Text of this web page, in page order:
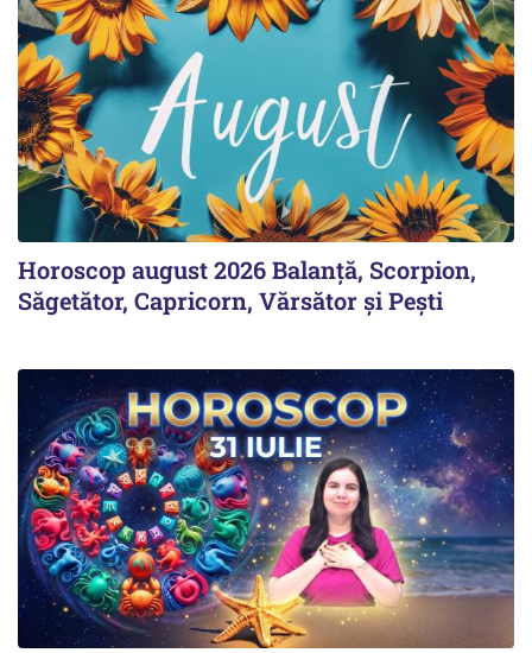
Horoscop august 2026 Balanță, Scorpion,
Săgetător, Capricorn, Vărsător și Pești